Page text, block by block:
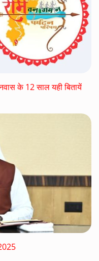
के 12 साल यही बितायें